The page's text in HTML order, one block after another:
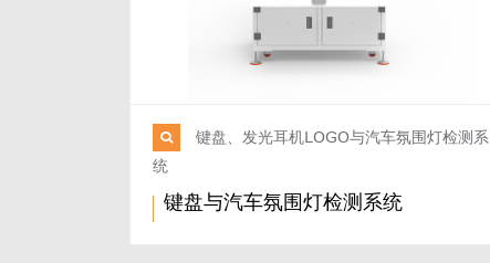
键盘、发光耳机LOGO与汽车氛围灯检测系
统
键盘与汽车氛围灯检测系统